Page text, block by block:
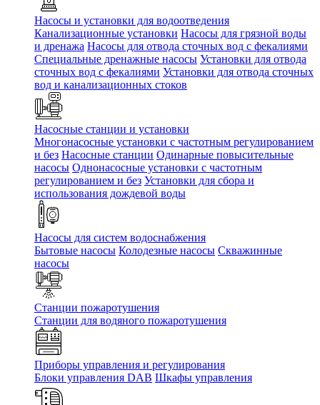
Насосы и установки для водоотведения
Канализационные установки Насосы для грязной воды
и дренажа Насосы для отвода сточных вод c фекалиями
Специальные дренажные насосы Установки для отвода
сточных вод c фекалиями Установки для отвода сточных
вод и канализационных стоков
Насосные станции и установки
Многонасосные установки с частотным регулированием
и без Насосные станции Одинарные повысительные
насосы Однонасосные установки с частотным
регулированием и без Установки для сбора и
использования дождевой воды
Насосы для систем водоснабжения
Бытовые насосы Колодезные насосы Скважинные
насосы
Станции пожаротушения
Станции для водяного пожаротушения
Приборы управления и регулирования
Блоки управления DAB Шкафы управления